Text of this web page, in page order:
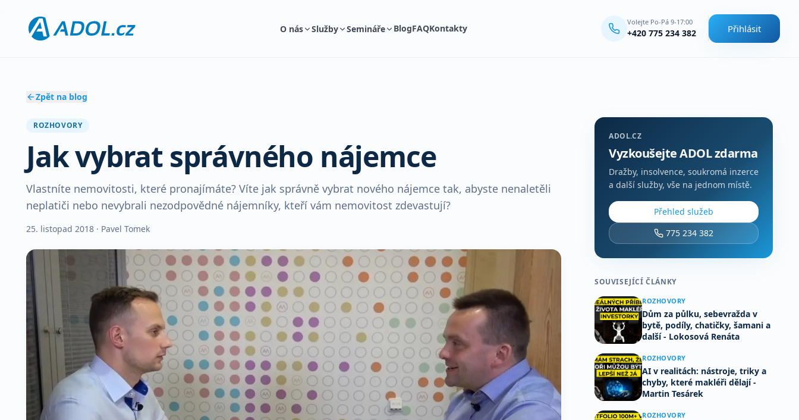
O nás Služby Semináře BlogFAQKontakty
Volejte Po-Pá 9-17:00
+420 775 234 382 Přihlásit
Zpět na blog
ROZHOVORY
Jak vybrat správného nájemce
Vlastníte nemovitosti, které pronajímáte? Víte jak správně vybrat nového nájemce tak, abyste nenaletěli
neplatiči nebo nevybrali nezodpovědné nájemníky, kteří vám nemovitost zdevastují?
25. listopad 2018 · Pavel Tomek
ADOL.CZ
Vyzkoušejte ADOL zdarma
Dražby, insolvence, soukromá inzerce
a další služby, vše na jednom místě.
Přehled služeb
775 234 382
SOUVISEJÍCÍ ČLÁNKY
ROZHOVORY
Dům za půlku, sebevražda v
bytě, podíly, chatičky, šamani a
další - Lokosová Renáta
ROZHOVORY
AI v realitách: nástroje, triky a
chyby, které makléři dělají -
Martin Tesárek
ROZHOVORY